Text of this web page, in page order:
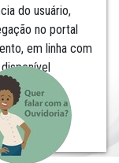
do usuário,
no portal
em linha com
lgpd.​​​​​​​